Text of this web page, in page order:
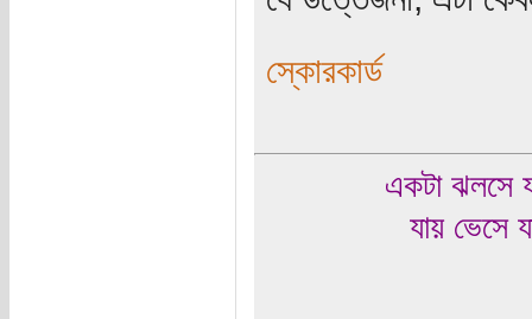
স্কোরকার্ড
একটা ঝলসে
যায় ভেসে